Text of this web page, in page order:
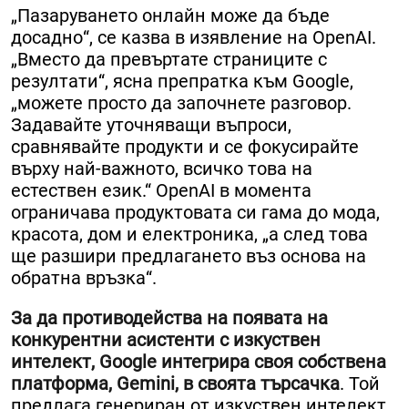
„Пазаруването онлайн може да бъде
досадно“, се казва в изявление на OpenAI.
„Вместо да превъртате страниците с
резултати“, ясна препратка към Google,
„можете просто да започнете разговор.
Задавайте уточняващи въпроси,
сравнявайте продукти и се фокусирайте
върху най-важното, всичко това на
естествен език.“ OpenAI в момента
ограничава продуктовата си гама до мода,
красота, дом и електроника, „а след това
ще разшири предлагането въз основа на
обратна връзка“.
За да противодейства на появата на
конкурентни асистенти с изкуствен
интелект, Google интегрира своя собствена
платформа, Gemini, в своята търсачка. Той